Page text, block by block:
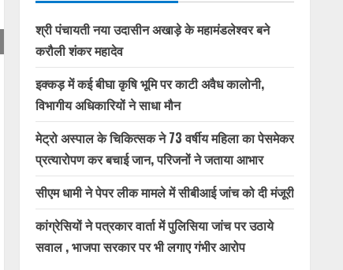
श्री पंचायती नया उदासीन अखाड़े के महामंडलेश्वर बने
करौली शंकर महादेव
इक्कड़ में कई बीघा कृषि भूमि पर काटी अवैध कालोनी,
विभागीय अधिकारियों ने साधा मौन
मेट्रो अस्पाल के चिकित्सक ने 73 वर्षीय महिला का पेसमेकर
प्रत्यारोपण कर बचाई जान, परिजनों ने जताया आभार
सीएम धामी ने पेपर लीक मामले में सीबीआई जांच को दी मंजूरी
कांग्रेसियों ने पत्रकार वार्ता में पुलिसिया जांच पर उठाये
सवाल , भाजपा सरकार पर भी लगाए गंभीर आरोप